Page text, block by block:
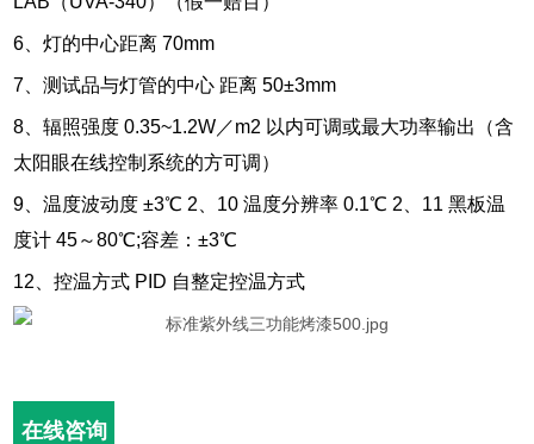
6、灯的中心距离 70mm
7、测试品与灯管的中心 距离 50±3mm
8、辐照强度 0.35~1.2W／m2 以内可调或最大功率输出（含
太阳眼在线控制系统的方可调）
9、温度波动度 ±3℃ 2、10 温度分辨率 0.1℃ 2、11 黑板温
度计 45～80℃;容差：±3℃
12、控温方式 PID 自整定控温方式
在线咨询